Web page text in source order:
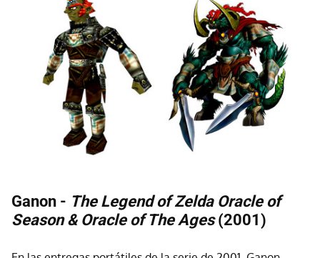
Ganon - The Legend of Zelda Oracle of
Season & Oracle of The Ages(2001)